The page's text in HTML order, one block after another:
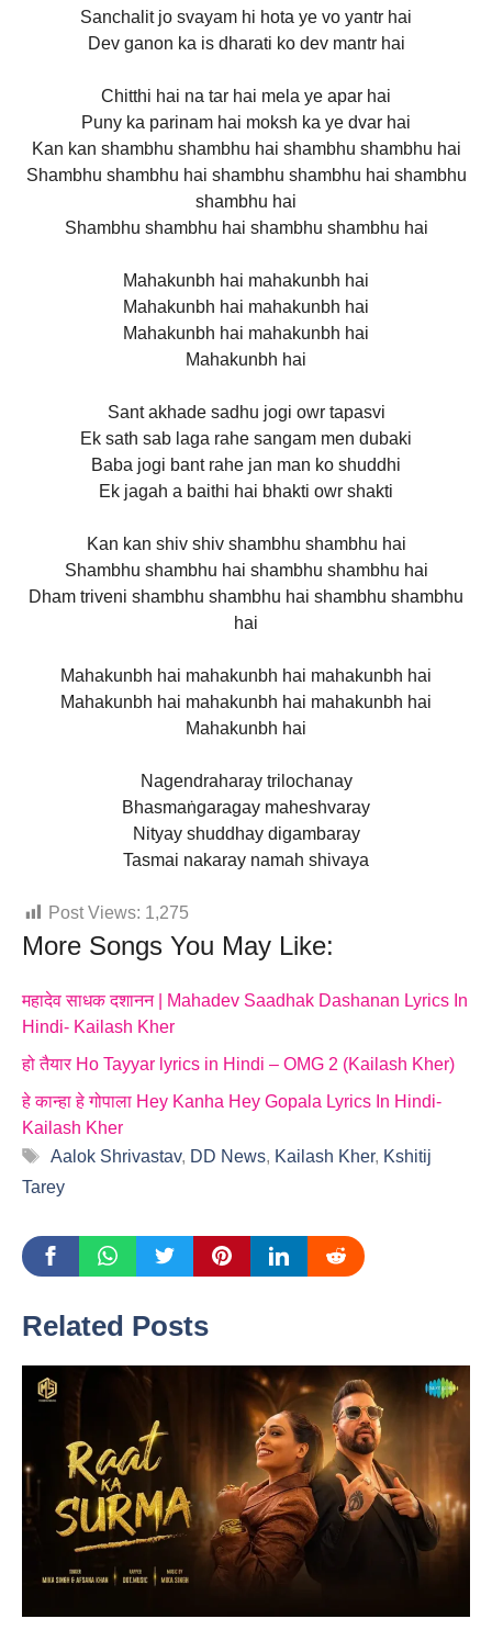
Sanchalit jo svayam hi hota ye vo yantr hai
Dev ganon ka is dharati ko dev mantr hai
Chitthi hai na tar hai mela ye apar hai
Puny ka parinam hai moksh ka ye dvar hai
Kan kan shambhu shambhu hai shambhu shambhu hai
Shambhu shambhu hai shambhu shambhu hai shambhu
shambhu hai
Shambhu shambhu hai shambhu shambhu hai
Mahakunbh hai mahakunbh hai
Mahakunbh hai mahakunbh hai
Mahakunbh hai mahakunbh hai
Mahakunbh hai
Sant akhade sadhu jogi owr tapasvi
Ek sath sab laga rahe sangam men dubaki
Baba jogi bant rahe jan man ko shuddhi
Ek jagah a baithi hai bhakti owr shakti
Kan kan shiv shiv shambhu shambhu hai
Shambhu shambhu hai shambhu shambhu hai
Dham triveni shambhu shambhu hai shambhu shambhu
hai
Mahakunbh hai mahakunbh hai mahakunbh hai
Mahakunbh hai mahakunbh hai mahakunbh hai
Mahakunbh hai
Nagendraharay trilochanay
Bhasmaṅgaragay maheshvaray
Nityay shuddhay digambaray
Tasmai nakaray namah shivaya
Post Views: 1,275
More Songs You May Like:
महादेव साधक दशानन | Mahadev Saadhak Dashanan Lyrics In
Hindi- Kailash Kher
हो तैयार Ho Tayyar lyrics in Hindi – OMG 2 (Kailash Kher)
हे कान्हा हे गोपाला Hey Kanha Hey Gopala Lyrics In Hindi-
Kailash Kher
Tags
Aalok Shrivastav, DD News, Kailash Kher, Kshitij
Tarey
Related Posts